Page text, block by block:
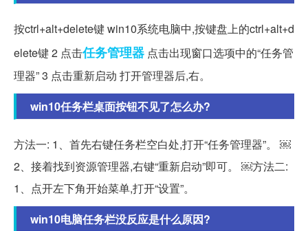
按ctrl+alt+delete键 win10系统电脑中,按键盘上的ctrl+alt+d
elete键 2 点击任务管理器 点击出现窗口选项中的“任务管
理器” 3 点击重新启动 打开管理器后,右。
win10任务栏桌面按钮不见了怎么办?
方法一: 1、首先右键任务栏空白处,打开“任务管理器”。 ￼
2、接着找到资源管理器,右键“重新启动”即可。 ￼方法二:
1、点开左下角开始菜单,打开“设置”。
win10电脑任务栏没反应是什么原因?